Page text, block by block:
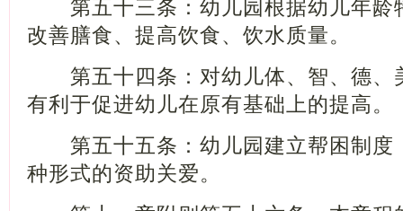
第五十三条：幼儿园根据幼儿年龄
改善膳食、提高饮食、饮水质量。
第五十四条：对幼儿体、智、德、
有利于促进幼儿在原有基础上的提高。
第五十五条：幼儿园建立帮困制度
种形式的资助关爱。